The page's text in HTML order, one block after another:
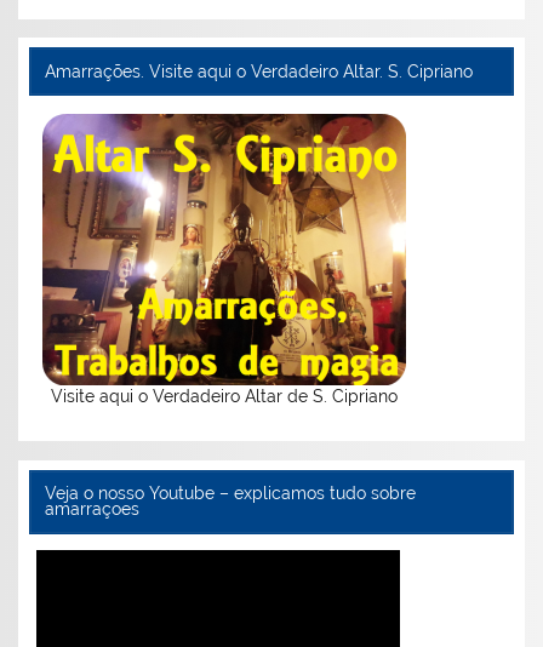
Amarrações. Visite aqui o Verdadeiro Altar. S. Cipriano
Visite aqui o Verdadeiro Altar de S. Cipriano
Veja o nosso Youtube – explicamos tudo sobre
amarraçoes